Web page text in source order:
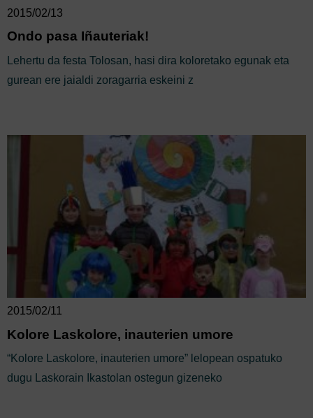
2015/02/13
Ondo pasa Iñauteriak!
Lehertu da festa Tolosan, hasi dira koloretako egunak eta
gurean ere jaialdi zoragarria eskeini z
2015/02/11
Kolore Laskolore, inauterien umore
“Kolore Laskolore, inauterien umore” lelopean ospatuko
dugu Laskorain Ikastolan ostegun gizeneko